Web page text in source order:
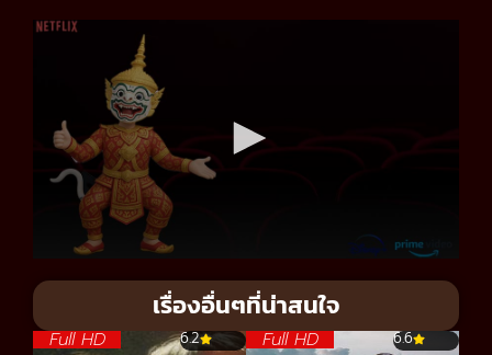
เรื่องอื่นๆที่น่าสนใจ
Full HD 6.2 Full HD 6.6